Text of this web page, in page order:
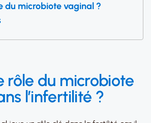
du microbiote vaginal ?
rôle du microbiote
l’infertilité ?